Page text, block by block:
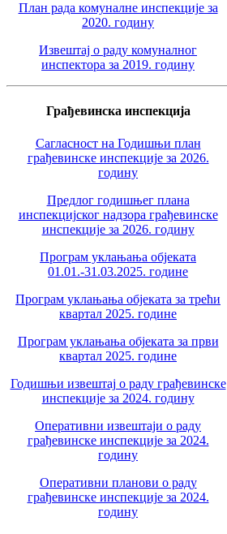
План рада комуналне инспекције за
2020. годину
Извештај о раду комуналног
инспектора за 2019. годину
Грађевинска инспекција
Сагласност на Годишњи план
грађевинске инспекције за 2026.
годину
Предлог годишњег плана
инспекцијског надзора грађевинске
инспекције за 2026. годину
Програм уклањања објеката
01.01.-31.03.2025. године
Програм уклањања објеката за трећи
квартал 2025. године
Програм уклањања објеката за први
квартал 2025. године
Годишњи извештај о раду грађевинске
инспекције за 2024. годину
Оперативни извештаји о раду
грађевинске инспекције за 2024.
годину
Оперативни планови о раду
грађевинске инспекције за 2024.
годину